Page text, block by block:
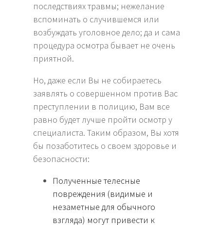
последствиях травмы; нежелание
вспоминать о случившемся или
возбуждать уголовное дело; да и сама
процедура осмотра бывает не очень
приятной.
Но, даже если Вы не собираетесь
заявлять о совершенном против Вас
преступлении в полицию, Вам все
равно будет лучше пройти осмотр у
специалиста. Таким образом, Вы хотя
бы позаботитесь о своем здоровье и
безопасности:
Полученные телесные
повреждения (видимые и
незаметные для обычного
взгляда) могут привести к